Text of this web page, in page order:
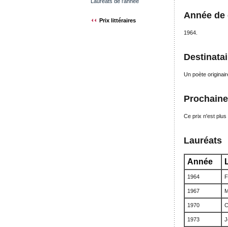
Prix littéraires
Année
1964.
Un poète
Ce prix n'est plus
Lauréats
Année
1964
1967
1970
1973